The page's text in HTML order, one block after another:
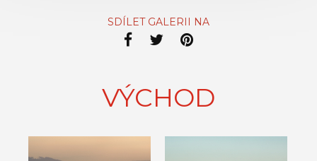
SDÍLET GALERII NA
VÝCHOD